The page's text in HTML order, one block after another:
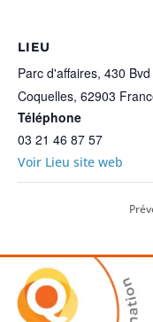
LIEU
Parc d'affaires, 430
Coquelles, 62903
Téléphone
03 21 46 87 57
Voir Lieu site web